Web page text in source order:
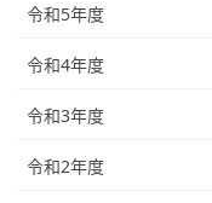
令和5年度
令和4年度
令和3年度
令和2年度